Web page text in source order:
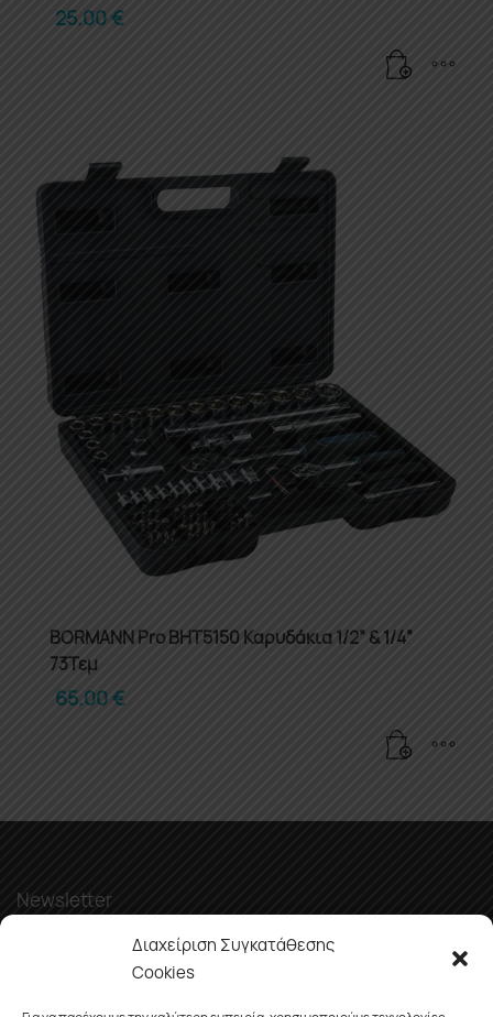
Διαχείριση Συγκατάθεσης
Cookies
25.00€
BORMANN Pro BHT5150 Καρυδάκια 1/2” & 1/4”
73Τεμ
65.00€
Newsletter